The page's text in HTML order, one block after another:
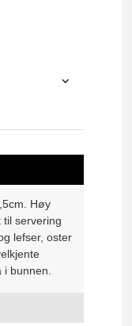
Høy
servering
lefser, oster
bunnen.